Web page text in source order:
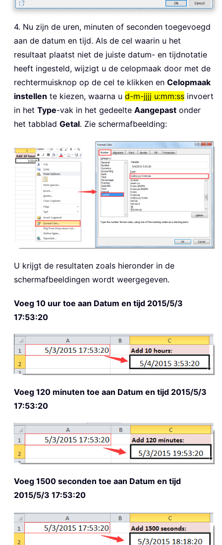
4. Nu zijn de uren, minuten of seconden toegevoegd
aan de datum en tijd. Als de cel waarin u het
resultaat plaatst niet de juiste datum- en tijdnotatie
heeft ingesteld, wijzigt u de celopmaak door met de
rechtermuisknop op de cel te klikken en Celopmaak
instellen te kiezen, waarna u d-m-jjjj u:mm:ss invoert
in het Type-vak in het gedeelte Aangepast onder
het tabblad Getal. Zie schermafbeelding:
U krijgt de resultaten zoals hieronder in de
schermafbeeldingen wordt weergegeven.
Voeg 10 uur toe aan Datum en tijd 2015/5/3
17:53:20
Voeg 120 minuten toe aan Datum en tijd 2015/5/3
17:53:20
Voeg 1500 seconden toe aan Datum en tijd
2015/5/3 17:53:20